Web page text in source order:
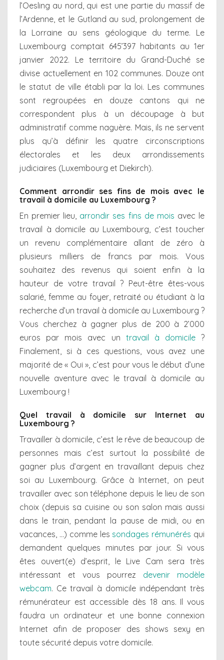
l’Oesling au nord, qui est une partie du massif de
l’Ardenne, et le Gutland au sud, prolongement de
la Lorraine au sens géologique du terme. Le
Luxembourg comptait 645’397 habitants au 1er
janvier 2022. Le territoire du Grand-Duché se
divise actuellement en 102 communes. Douze ont
le statut de ville établi par la loi. Les communes
sont regroupées en douze cantons qui ne
correspondent plus à un découpage à but
administratif comme naguère. Mais, ils ne servent
plus qu’à définir les quatre circonscriptions
électorales et les deux arrondissements
judiciaires (Luxembourg et Diekirch).
Comment arrondir ses fins de mois avec le
travail à domicile au Luxembourg ?
En premier lieu, arrondir ses fins de mois avec le
travail à domicile au Luxembourg, c’est toucher
un revenu complémentaire allant de zéro à
plusieurs milliers de francs par mois. Vous
souhaitez des revenus qui soient enfin à la
hauteur de votre travail ? Peut-être êtes-vous
salarié, femme au foyer, retraité ou étudiant à la
recherche d’un travail à domicile au Luxembourg ?
Vous cherchez à gagner plus de 200 à 2’000
euros par mois avec un travail à domicile?
Finalement, si à ces questions, vous avez une
majorité de « Oui », c’est pour vous le début d’une
nouvelle aventure avec le travail à domicile au
Luxembourg !
Quel travail à domicile sur Internet au
Luxembourg ?
Travailler à domicile, c’est le rêve de beaucoup de
personnes mais c’est surtout la possibilité de
gagner plus d’argent en travaillant depuis chez
soi au Luxembourg. Grâce à Internet, on peut
travailler avec son téléphone depuis le lieu de son
choix (depuis sa cuisine ou son salon mais aussi
dans le train, pendant la pause de midi, ou en
vacances, …) comme les sondages rémunérés qui
demandent quelques minutes par jour. Si vous
êtes ouvert(e) d’esprit, le Live Cam sera très
intéressant et vous pourrez devenir modèle
webcam. Ce travail à domicile indépendant très
rémunérateur est accessible dès 18 ans. Il vous
faudra un ordinateur et une bonne connexion
Internet afin de proposer des shows sexy en
toute sécurité depuis votre domicile.